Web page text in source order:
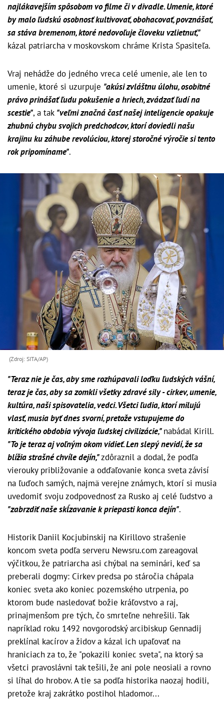
najlákavejším spôsobom vo filme či v divadle. Umenie, ktoré
by malo ľudskú osobnosť kultivovať, obohacovať, povznášať,
sa stáva bremenom, ktoré nedovoľuje človeku vzlietnuť,"
kázal patriarcha v moskovskom chráme Krista Spasiteľa.
Vraj nehádže do jedného vreca celé umenie, ale len to
umenie, ktoré si uzurpuje "akúsi zvláštnu úlohu, osobitné
právo prinášať ľudu pokušenie a hriech, zvádzať ľudí na
scestie", a tak "veľmi značná časť našej inteligencie opakuje
zhubnú chybu svojich predchodcov, ktorí doviedli našu
krajinu ku záhube revolúciou, ktorej storočné výročie si tento
rok pripomíname".
(Zdroj: SITA/AP)
"Teraz nie je čas, aby sme rozhúpavali loďku ľudských vášní,
teraz je čas, aby sa zomkli všetky zdravé sily - cirkev, umenie,
kultúra, naši spisovatelia, vedci. Všetci ľudia, ktorí milujú
vlasť, musia byť dnes svorní, pretože vstupujeme do
kritického obdobia vývoja ľudskej civilizácie,"nabádal Kirill.
"To je teraz aj voľným okom vidieť. Len slepý nevidí, že sa
blížia strašné chvíle dejín,"zdôraznil a dodal, že podľa
vierouky približovanie a odďaľovanie konca sveta závisí
na ľuďoch samých, najmä verejne známych, ktorí si musia
uvedomiť svoju zodpovednosť za Rusko aj celé ľudstvo a
"zabrzdiť naše skĺzavanie k priepasti konca dejín".
Historik Daniil Kocjubinskij na Kirillovo strašenie
koncom sveta podľa serveru Newsru.com zareagoval
výčitkou, že patriarcha asi chýbal na seminári, keď sa
preberali dogmy: Cirkev predsa po stáročia chápala
koniec sveta ako koniec pozemského utrpenia, po
ktorom bude nasledovať božie kráľovstvo a raj,
prinajmenšom pre tých, čo smrteľne nehrešili. Tak
napríklad roku 1492 novgorodský arcibiskup Gennadij
preklínal kacírov a židov a kázal ich upaľovať na
hraniciach za to, že "pokazili koniec sveta", na ktorý sa
všetci pravoslávni tak tešili, že ani pole neosiali a rovno
si líhal do hrobov. A tie sa podľa historika naozaj hodili,
pretože kraj zakrátko postihol hladomor...